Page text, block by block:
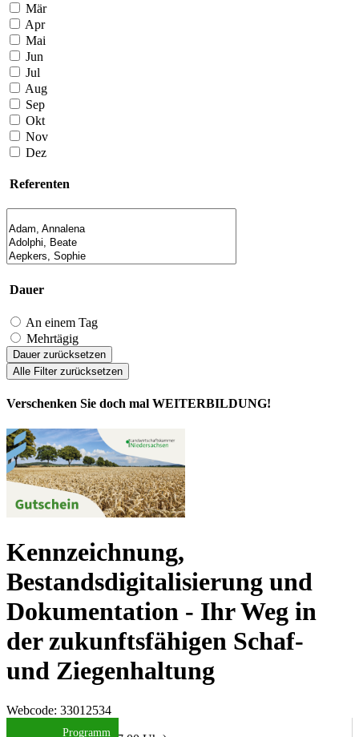
Mär
Apr
Mai
Jun
Jul
Aug
Sep
Okt
Nov
Dez
Referenten
Dauer
An einem Tag
Mehrtägig
Dauer zurücksetzen
Alle Filter zurücksetzen
Verschenken Sie doch mal WEITERBILDUNG!
Kennzeichnung,
Bestandsdigitalisierung und
Dokumentation - Ihr Weg in
der zukunftsfähigen Schaf-
und Ziegenhaltung
Webcode: 33012534
Programm